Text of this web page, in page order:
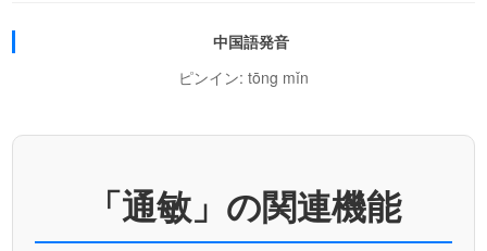
中国語発音
ピンイン: tōng mǐn
「通敏」の関連機能